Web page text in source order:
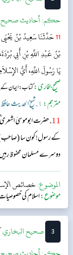
حکم:أحاديث صحيح
11حَدَّثَنَا سَعِيدُ بْنُ يَحْيَى
بْنُ عَبْدِ اللَّهِ بْنِ أَبِي
يَا رَسُولَ اللَّهِ، أَيُّ
صحیح بخاری:کتاب: ایمان کے
مترجم: ١. شیخ الحدیث حافظ عبد الستار حماد (دار السلام)
11 . حضرت ابوموسیٰ
کے رسول! کون سا (صاحب)
دوسرے مسلمان محفوظ
الموضوع:خصائص
موضوع:اسلام کی
3 ‌‌صحيح البخاري